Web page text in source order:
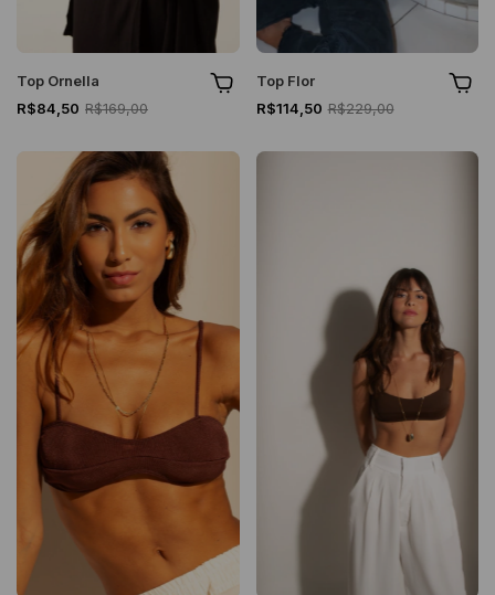
Top Ornella
R$84,50 R$169,00
Top Flor
R$114,50 R$229,00